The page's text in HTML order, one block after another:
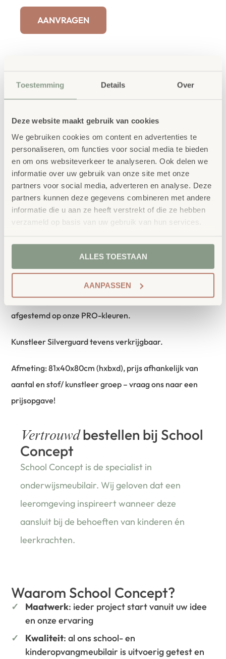
Toestemming Details Over
Deze website maakt gebruik van cookies
We gebruiken cookies om content en advertenties te
personaliseren, om functies voor social media te bieden
en om ons websiteverkeer te analyseren. Ook delen we
informatie over uw gebruik van onze site met onze
partners voor social media, adverteren en analyse. Deze
partners kunnen deze gegevens combineren met andere
informatie die u aan ze heeft verstrekt of die ze hebben
verzameld op basis van uw gebruik van hun services.
ALLES TOESTAAN
AANPASSEN
AANVRAGEN
Productbeschrijving
discussiëren of ontspannen.
De elementen kunnen eenvoudig naar de juiste plek
worden verplaatst. Of het nu in de BSO ruimte, de
leeromgeving, de personeelskamer, de bibliotheek of in
de gang is, de ACTIVE-serie zorgt voor de juiste “feel
good” sfeer.
zitcomfort. De zorgvuldig geselecteerde
bekledingsstoffen voelen aangenaam zacht aan en zijn
zeer duurzaam. We hebben alle bekledingsstoffen
afgestemd op onze PRO-kleuren.
Kunstleer Silverguard tevens verkrijgbaar.
Afmeting: 81x40x80cm (hxbxd), prijs afhankelijk van
aantal en stof/ kunstleer groep – vraag ons naar een
prijsopgave!
Vertrouwdbestellen bij School
Concept
School Concept is de specialist in
onderwijsmeubilair. Wij geloven dat een
leeromgeving inspireert wanneer deze
aansluit bij de behoeften van kinderen én
leerkrachten.
Waarom School Concept?
Maatwerk: ieder project start vanuit uw idee
en onze ervaring
Kwaliteit: al ons school- en
kinderopvangmeubilair is uitvoerig getest en